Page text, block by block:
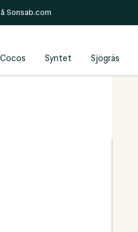
Sonsab.com
Cocos Syntet Sjögräs